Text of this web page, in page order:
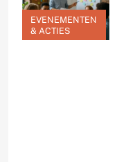
EVENEMENTEN
& ACTIES